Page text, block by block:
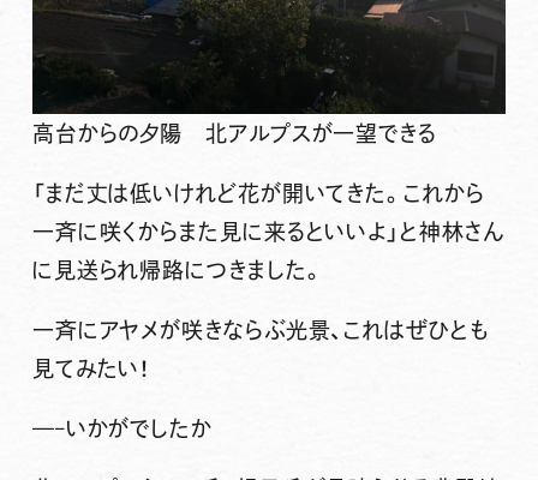
高台からの夕陽 北アルプスが一望できる
「まだ丈は低いけれど花が開いてきた。これから
一斉に咲くからまた見に来るといいよ 」と神林さん
に見送られ帰路につきました。
一斉にアヤメが咲きならぶ光景、これはぜひとも
見てみたい！
—–いかがでしたか